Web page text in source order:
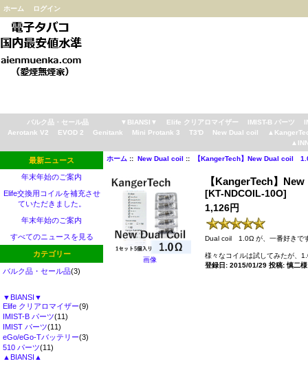
ホーム ログイン
バルク品・セール品 ▼BIANSI▼ Elife クリアロマイザー IMIST-B パーツ
Aerotank V2
EVOD 2 Genitank Mini Protank 3 T3'D New Dual coil
最新ニュース
年末年始のご案内
Elife交換用コイルを補充させ
ていただきました。
年末年始のご案内
すべてのニュースを見る
カテゴリー
バルク品・セール品(3)
▼BIANSI▼
Elife クリアロマイザー(9)
IMIST-B パーツ(11)
IMIST パーツ(11)
eGo/eGo-Tバッテリー(3)
510 パーツ(11)
▲BIANSI▲
ホーム :: New Dual coil :: 【KangerTech】New Dual coil
画像
【KangerTech】
[KT-NDCOIL-10O]
1,126円
Dual coil 1.0Ω が、一番好きで
様々なコイルは試してみたが、
登録日: 2015/01/29 投稿: 慎二様